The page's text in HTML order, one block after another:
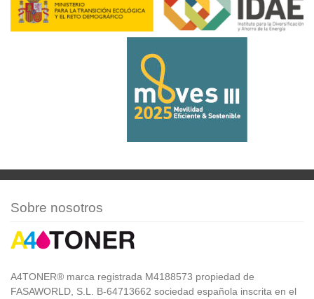
Sobre nosotros
A4TONER® marca registrada M4188573 propiedad de
FASAWORLD, S.L. B-64713662 sociedad española inscrita en el